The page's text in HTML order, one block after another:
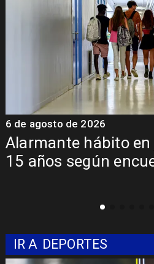
Aprueban creación
Sebastián Piñera
6 de agosto de 2026
IR A DEPORTES